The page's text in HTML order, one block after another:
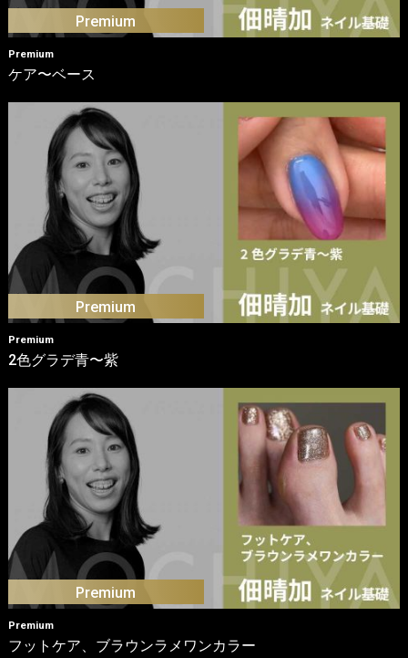
Premium
ケア〜ベース
Premium
2色グラデ青〜紫
Premium
フットケア、ブラウンラメワンカラー